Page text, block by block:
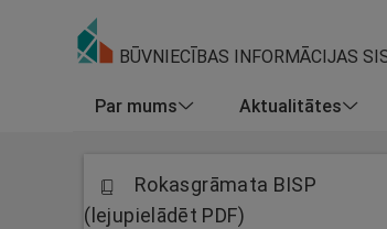
BŪVNIECĪBAS INFORMĀCIJAS
Par mums Aktualitātes
Rokasgrāmata BISP
(lejupielādēt PDF)